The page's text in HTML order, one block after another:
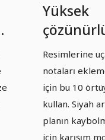
Yüksek
resimler,
dokular
üstüne
nesneler:
Resimlerine
notaları
için bu 10
kullan. Siyah
planın
için karışım